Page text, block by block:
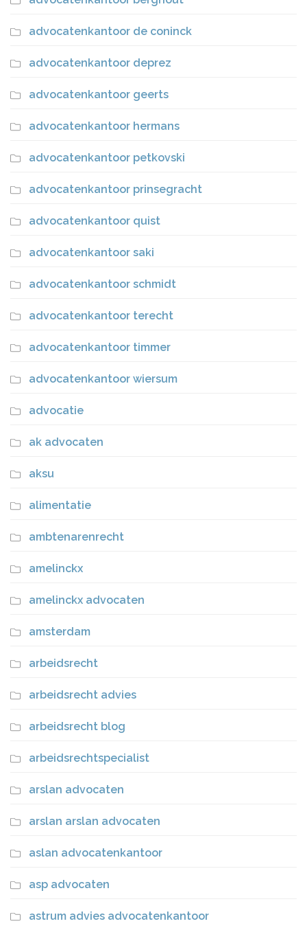
advocatenkantoor de coninck
advocatenkantoor deprez
advocatenkantoor geerts
advocatenkantoor hermans
advocatenkantoor petkovski
advocatenkantoor prinsegracht
advocatenkantoor quist
advocatenkantoor saki
advocatenkantoor schmidt
advocatenkantoor terecht
advocatenkantoor timmer
advocatenkantoor wiersum
advocatie
ak advocaten
aksu
alimentatie
ambtenarenrecht
amelinckx
amelinckx advocaten
amsterdam
arbeidsrecht
arbeidsrecht advies
arbeidsrecht blog
arbeidsrechtspecialist
arslan advocaten
arslan arslan advocaten
aslan advocatenkantoor
asp advocaten
astrum advies advocatenkantoor